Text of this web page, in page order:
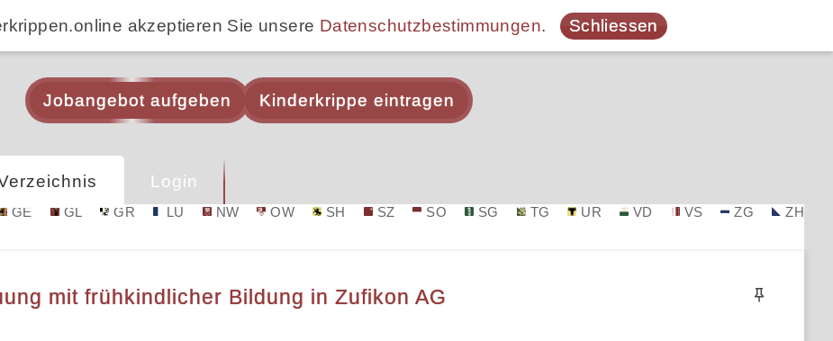
akzeptieren Sie unsere Datenschutzbestimmungen. Schliessen
Jobangebot aufgeben Kinderkrippe eintragen
Login
GE GL GR LU NW OW SH SZ SO SG TG UR VD VS ZG ZH
mit frühkindlicher Bildung in Zufikon AG